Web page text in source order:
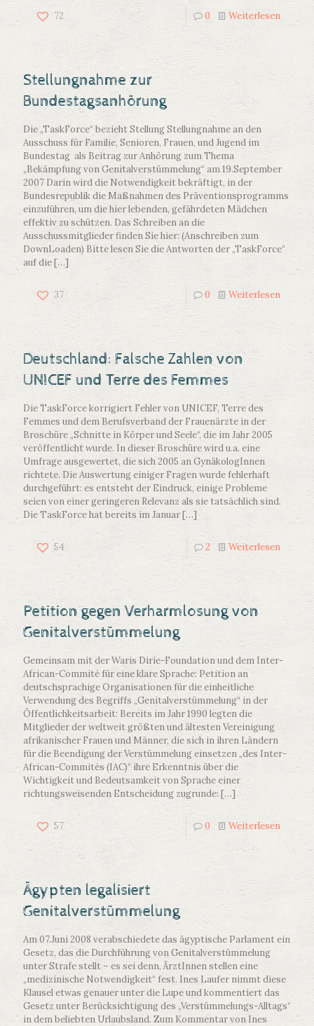
72 0 Weiterlesen
Stellungnahme zur
Bundestagsanhörung
Die „TaskForce“ bezieht Stellung Stellungnahme an den
Ausschuss für Familie, Senioren, Frauen, und Jugend im
Bundestag als Beitrag zur Anhörung zum Thema
„Bekämpfung von Genitalverstümmelung“ am 19.September
2007 Darin wird die Notwendigkeit bekräftigt, in der
Bundesrepublik die Maßnahmen des Präventionsprogramms
einzuführen, um die hier lebenden, gefährdeten Mädchen
effektiv zu schützen. Das Schreiben an die
Ausschussmitglieder finden Sie hier: (Anschreiben zum
DownLoaden) Bitte lesen Sie die Antworten der „TaskForce“
auf die[…]
37 0 Weiterlesen
Deutschland: Falsche Zahlen von
UNICEF und Terre des Femmes
Die TaskForce korrigiert Fehler von UNICEF, Terre des
Femmes und dem Berufsverband der Frauenärzte in der
Broschüre „Schnitte in Körper und Seele“, die im Jahr 2005
veröffentlicht wurde. In dieser Broschüre wird u.a. eine
Umfrage ausgewertet, die sich 2005 an GynäkologInnen
richtete. Die Auswertung einiger Fragen wurde fehlerhaft
durchgeführt: es entsteht der Eindruck, einige Probleme
seien von einer geringeren Relevanz als sie tatsächlich sind.
Die TaskForce hat bereits im Januar[…]
54 2 Weiterlesen
Petition gegen Verharmlosung von
Genitalverstümmelung
Gemeinsam mit der Waris Dirie-Foundation und dem Inter-
African-Commité für eine klare Sprache: Petition an
deutschsprachige Organisationen für die einheitliche
Verwendung des Begriffs „Genitalverstümmelung“ in der
Öffentlichkeitsarbeit: Bereits im Jahr 1990 legten die
Mitglieder der weltweit größten und ältesten Vereinigung
afrikanischer Frauen und Männer, die sich in ihren Ländern
für die Beendigung der Verstümmelung einsetzen „des Inter-
African-Commités (IAC)“ ihre Erkenntnis über die
Wichtigkeit und Bedeutsamkeit von Sprache einer
richtungsweisenden Entscheidung zugrunde: […]
57 0 Weiterlesen
Ägypten legalisiert
Genitalverstümmelung
Am 07.Juni 2008 verabschiedete das ägyptische Parlament ein
Gesetz, das die Durchführung von Genitalverstümmelung
unter Strafe stellt – es sei denn, ÄrztInnen stellen eine
„medizinische Notwendigkeit“ fest. Ines Laufer nimmt diese
Klausel etwas genauer unter die Lupe und kommentiert das
Gesetz unter Berücksichtigung des „Verstümmelungs-Alltags“
in dem beliebten Urlaubsland. Zum Kommentar von Ines